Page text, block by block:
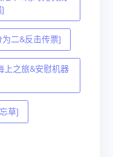
二&反击传票]
上之旅&安慰机器
草]